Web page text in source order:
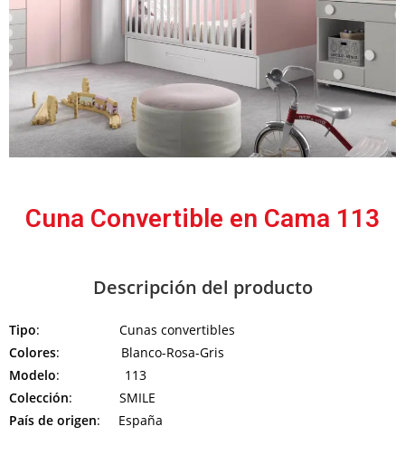
Cuna Convertible en Cama 113
Descripción del producto
Tipo: Cunas convertibles
Colores: Blanco-Rosa-Gris
Modelo: 113
Colección: SMILE
País de origen: España